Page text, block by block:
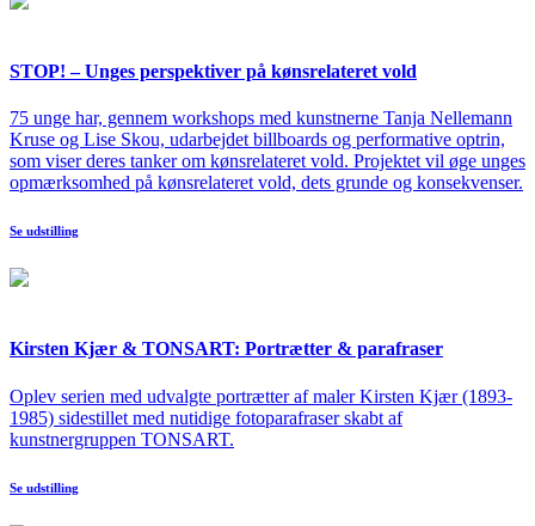
STOP! – Unges perspektiver på kønsrelateret vold
75 unge har, gennem workshops med kunstnerne Tanja Nellemann
Kruse og Lise Skou, udarbejdet billboards og performative optrin,
som viser deres tanker om kønsrelateret vold. Projektet vil øge unges
opmærksomhed på kønsrelateret vold, dets grunde og konsekvenser.
Se udstilling
Kirsten Kjær & TONSART: Portrætter & parafraser
Oplev serien med udvalgte portrætter af maler Kirsten Kjær (1893-
1985) sidestillet med nutidige fotoparafraser skabt af
kunstnergruppen TONSART.
Se udstilling